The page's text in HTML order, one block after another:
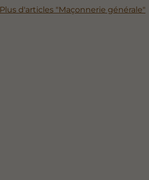
Plus d'articles "Maçonnerie générale"